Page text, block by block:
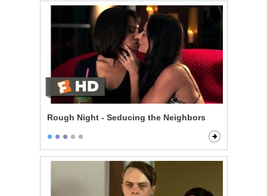
Rough Night - Seducing the Neighbors